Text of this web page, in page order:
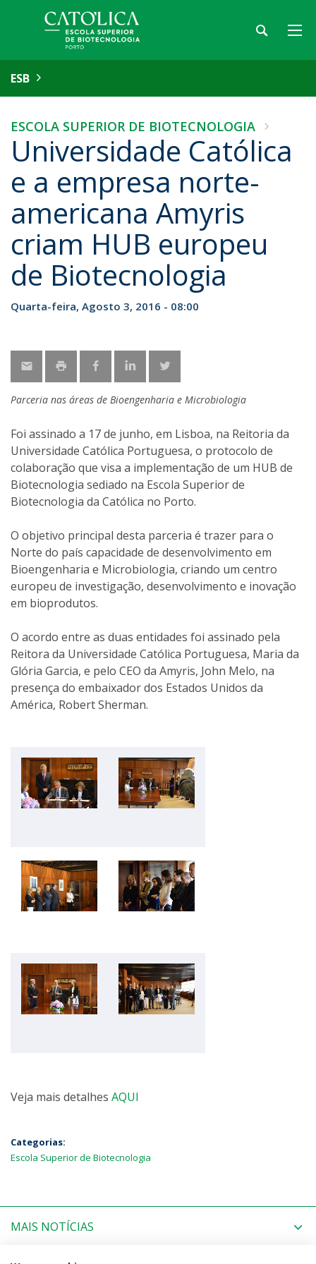
ESB
ESCOLA SUPERIOR DE BIOTECNOLOGIA
Universidade Católica
e a empresa norte-
americana Amyris
criam HUB europeu
de Biotecnologia
Quarta-feira, Agosto 3, 2016 - 08:00
Parceria nas áreas de Bioengenharia e Microbiologia
Foi assinado a 17 de junho, em Lisboa, na Reitoria da
Universidade Católica Portuguesa, o protocolo de
colaboração que visa a implementação de um HUB de
Biotecnologia sediado na Escola Superior de
Biotecnologia da Católica no Porto.
O objetivo principal desta parceria é trazer para o
Norte do país capacidade de desenvolvimento em
Bioengenharia e Microbiologia, criando um centro
europeu de investigação, desenvolvimento e inovação
em bioprodutos.
O acordo entre as duas entidades foi assinado pela
Reitora da Universidade Católica Portuguesa, Maria da
Glória Garcia, e pelo CEO da Amyris, John Melo, na
presença do embaixador dos Estados Unidos da
América, Robert Sherman.
Veja mais detalhes AQUI
Categorias:
Escola Superior de Biotecnologia
MAIS NOTÍCIAS